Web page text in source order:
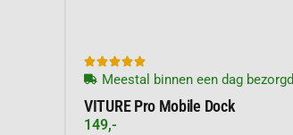

Meestal binnen een dag bezorgd
VITURE Pro Mobile Dock
149,-